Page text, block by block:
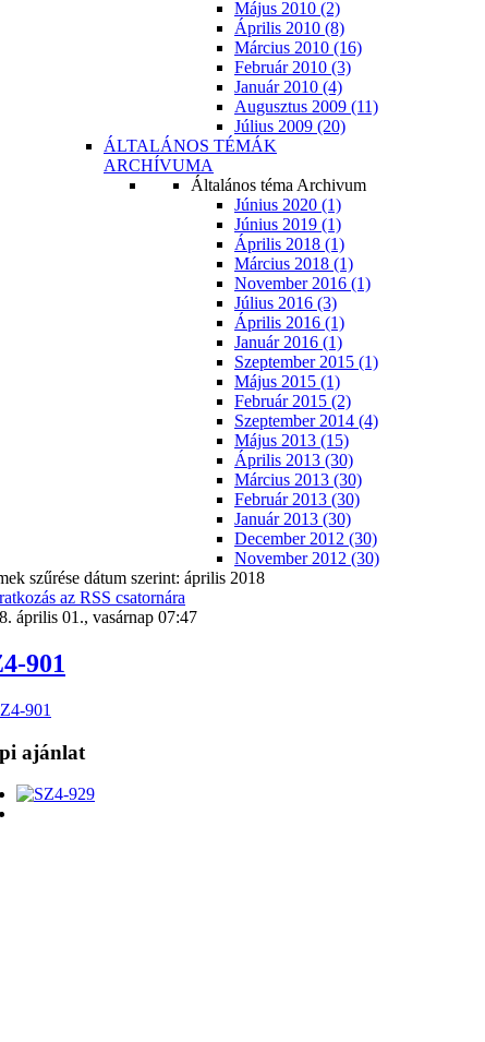
Május 2010 (2)
Április 2010 (8)
Március 2010 (16)
Február 2010 (3)
Január 2010 (4)
Augusztus 2009 (11)
Július 2009 (20)
ÁLTALÁNOS TÉMÁK
ARCHÍVUMA
Általános téma Archivum
Június 2020 (1)
Június 2019 (1)
Április 2018 (1)
Március 2018 (1)
November 2016 (1)
Július 2016 (3)
Április 2016 (1)
Január 2016 (1)
Szeptember 2015 (1)
Május 2015 (1)
Február 2015 (2)
Szeptember 2014 (4)
Május 2013 (15)
Április 2013 (30)
Március 2013 (30)
Február 2013 (30)
Január 2013 (30)
December 2012 (30)
November 2012 (30)
szűrése dátum szerint: április 2018
az RSS csatornára
április 01., vasárnap 07:47
901
ajánlat